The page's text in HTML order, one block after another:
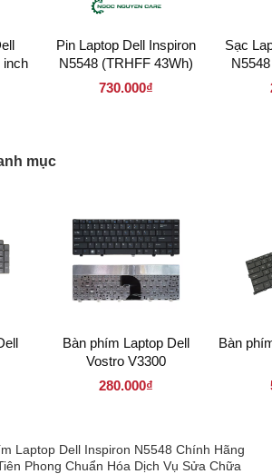
inch
Pin Laptop Dell Inspiron
N5548 (TRHFF 43Wh)
730.000₫
Sạc
mục
Bàn phím Laptop Dell
Vostro V3300
280.000₫
Bàn
Laptop Dell Inspiron N5548 Chính Hãng
Phong Chuẩn Hóa Dịch Vụ Sửa Chữa